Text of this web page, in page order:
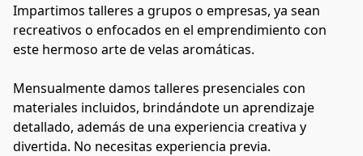
Impartimos talleres a grupos o empresas, ya sean
recreativos o enfocados en el emprendimiento con
este hermoso arte de velas aromáticas.
Mensualmente damos talleres presenciales con
materiales incluidos, brindándote un aprendizaje
detallado, además de una experiencia creativa y
divertida. No necesitas experiencia previa.